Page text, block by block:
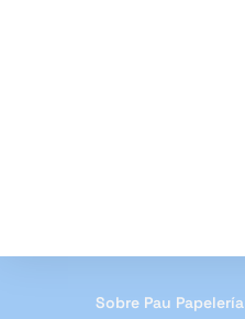
Sobre Pau Papelería